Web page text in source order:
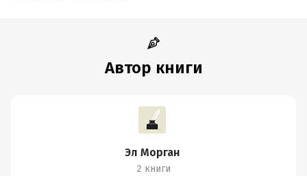
Автор книги
Эл Морган
2 книги